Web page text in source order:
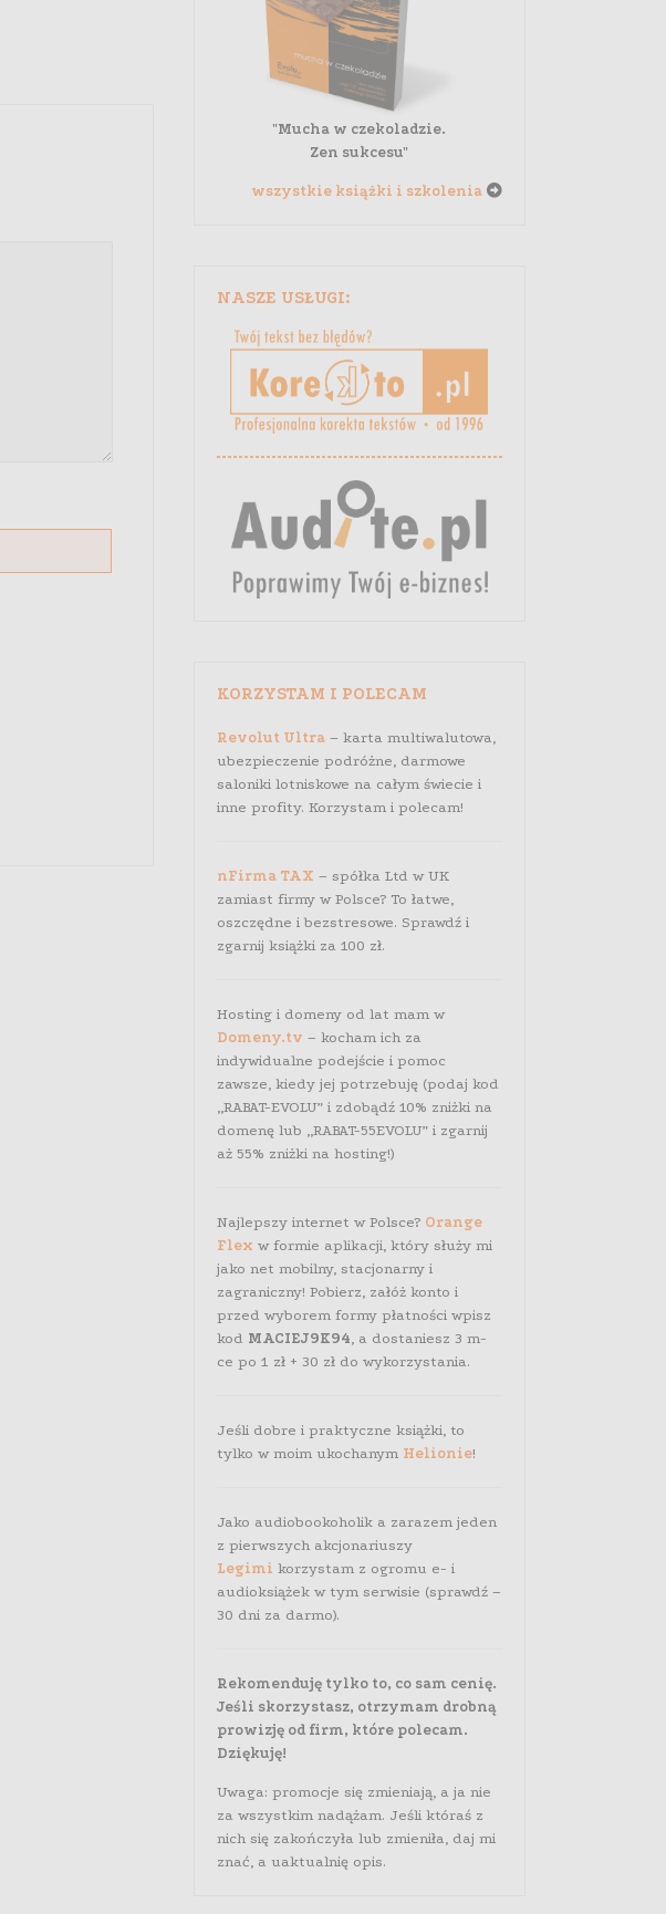
"Mucha w czekoladzie.
Zen sukcesu"
wszystkie książki i szkolenia
NASZE USŁUGI:
KORZYSTAM I POLECAM
Revolut Ultra– karta multiwalutowa,
ubezpieczenie podróżne, darmowe
saloniki lotniskowe na całym świecie i
inne profity. Korzystam i polecam!
nFirma TAX – spółka Ltd w UK
zamiast firmy w Polsce? To łatwe,
oszczędne i bezstresowe. Sprawdź i
zgarnij książki za 100 zł.
Hosting i domeny od lat mam w
Domeny.tv – kocham ich za
indywidualne podejście i pomoc
zawsze, kiedy jej potrzebuję (podaj kod
„RABAT-EVOLU” i zdobądź 10% zniżki na
domenę lub „RABAT-55EVOLU” i zgarnij
aż 55% zniżki na hosting!)
Najlepszy internet w Polsce? Orange
Flex w formie aplikacji, który służy mi
jako net mobilny, stacjonarny i
zagraniczny! Pobierz, załóż konto i
przed wyborem formy płatności wpisz
kod MACIEJ9K94, a dostaniesz 3 m-
ce po 1 zł + 30 zł do wykorzystania.
Jeśli dobre i praktyczne książki, to
tylko w moim ukochanym Helionie!
Jako audiobookoholik a zarazem jeden
z pierwszych akcjonariuszy
Legimi korzystam z ogromu e- i
audioksiążek w tym serwisie (sprawdź –
30 dni za darmo).
Rekomenduję tylko to, co sam cenię.
Jeśli skorzystasz, otrzymam drobną
prowizję od firm, które polecam.
Dziękuję!
Uwaga: promocje się zmieniają, a ja nie
za wszystkim nadążam. Jeśli któraś z
nich się zakończyła lub zmieniła, daj mi
znać, a uaktualnię opis.